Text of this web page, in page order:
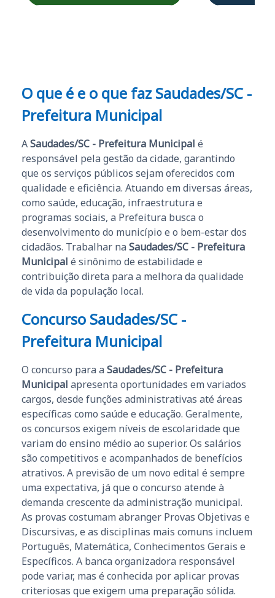
O que é e o que faz Saudades/SC -
Prefeitura Municipal
ASaudades/SC - Prefeitura Municipal é
responsável pela gestão da cidade, garantindo
que os serviços públicos sejam oferecidos com
qualidade e eficiência. Atuando em diversas áreas,
como saúde, educação, infraestrutura e
programas sociais, a Prefeitura busca o
desenvolvimento do município e o bem-estar dos
cidadãos. Trabalhar na Saudades/SC - Prefeitura
Municipal é sinônimo de estabilidade e
contribuição direta para a melhora da qualidade
de vida da população local.
Concurso Saudades/SC -
Prefeitura Municipal
O concurso para a Saudades/SC - Prefeitura
Municipal apresenta oportunidades em variados
cargos, desde funções administrativas até áreas
específicas como saúde e educação. Geralmente,
os concursos exigem níveis de escolaridade que
variam do ensino médio ao superior. Os salários
são competitivos e acompanhados de benefícios
atrativos. A previsão de um novo edital é sempre
uma expectativa, já que o concurso atende à
demanda crescente da administração municipal.
As provas costumam abranger Provas Objetivas e
Discursivas, e as disciplinas mais comuns incluem
Português, Matemática, Conhecimentos Gerais e
Específicos. A banca organizadora responsável
pode variar, mas é conhecida por aplicar provas
criteriosas que exigem uma preparação sólida.